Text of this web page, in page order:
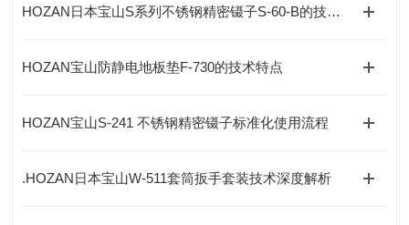
HOZAN日本宝山S系列不锈钢精密镊子S-60-B的技术解析
HOZAN宝山防静电地板垫F-730的技术特点
HOZAN宝山S-241 不锈钢精密镊子标准化使用流程
.HOZAN日本宝山W-511套筒扳手套装技术深度解析